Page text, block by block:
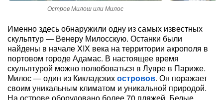
Остров Милош или Милос
Именно здесь обнаружили одну из самых известных
скульптур — Венеру Милосскую. Останки были
найдены в начале XIX века на территории акрополя в
портовом городе Адамас. В настоящее время
скульптурой можно полюбоваться в Лувре в Париже.
Милос — один из Кикладскихостровов. Он поражает
своим уникальным климатом и уникальной природой.